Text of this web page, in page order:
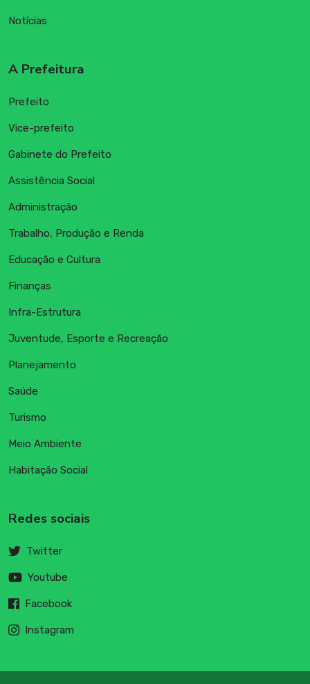
Notícias
A Prefeitura
Prefeito
Vice-prefeito
Gabinete do Prefeito
Assistência Social
Administração
Trabalho, Produção e Renda
Educação e Cultura
Finanças
Infra-Estrutura
Juventude, Esporte e Recreação
Planejamento
Saúde
Turismo
Meio Ambiente
Habitação Social
Redes sociais
Twitter
Youtube
Facebook
Instagram